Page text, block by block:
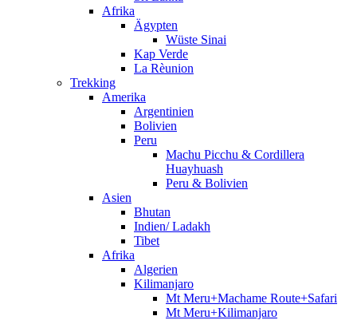
Afrika
Ägypten
Wüste Sinai
Kap Verde
La Rèunion
Trekking
Amerika
Argentinien
Bolivien
Peru
Machu Picchu & Cordillera
Huayhuash
Peru & Bolivien
Asien
Bhutan
Indien/ Ladakh
Tibet
Afrika
Algerien
Kilimanjaro
Mt Meru+Machame Route+Safari
Mt Meru+Kilimanjaro